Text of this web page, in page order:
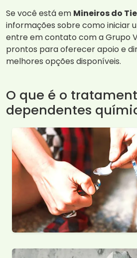
Se você está em Mineiros do
informações sobre como iniciar
entre em contato com a Grupo
prontos para oferecer apoio e
melhores opções disponíveis.
O que é o
dependentes